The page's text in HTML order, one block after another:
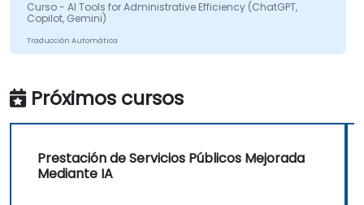
Curso - AI Tools for Administrative Efficiency (ChatGPT,
Copilot, Gemini)
Traducción Automática
Próximos cursos
Prestación de Servicios Públicos Mejorada
Mediante IA